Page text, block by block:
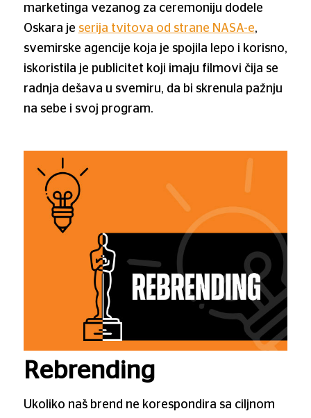
marketinga vezanog za ceremoniju dodele
Oskara je serija tvitova od strane NASA-e,
svemirske agencije koja je spojila lepo i korisno,
iskoristila je publicitet koji imaju filmovi čija se
radnja dešava u svemiru, da bi skrenula pažnju
na sebe i svoj program.
Rebrending
Ukoliko naš brend ne korespondira sa ciljnom